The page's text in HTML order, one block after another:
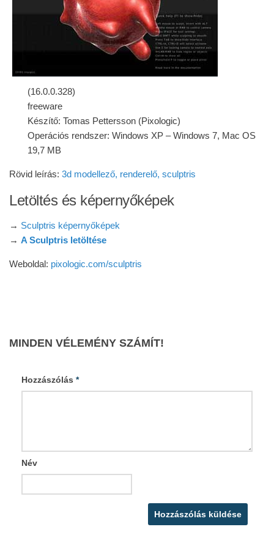
(16.0.0.328)
freeware
Készítő: Tomas Pettersson (Pixologic)
Operációs rendszer: Windows XP – Windows 7, Mac OS
19,7 MB
Rövid leírás: 3d modellező, renderelő, sculptris
Letöltés és képernyőképek
→ Sculptris képernyőképek
→ A Sculptris letöltése
Weboldal: pixologic.com/sculptris
MINDEN VÉLEMÉNY SZÁMÍT!
Hozzászólás *
Név